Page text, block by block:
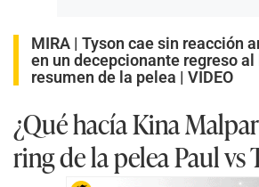
MIRA | Tyson cae sin reacción
en un decepcionante regreso al
resumen de la pelea | VIDEO
¿Qué hacía Kina
ring de la pelea Paul vs